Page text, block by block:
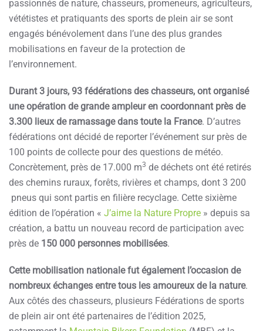
passionnés de nature, chasseurs, promeneurs, agriculteurs,
vététistes et pratiquants des sports de plein air se sont
engagés bénévolement dans l’une des plus grandes
mobilisations en faveur de la protection de
l’environnement.
Durant 3 jours, 93 fédérations des chasseurs, ont organisé
une opération de grande ampleur en coordonnant près de
3.300 lieux de ramassage dans toute la France. D’autres
fédérations ont décidé de reporter l’événement sur près de
100 points de collecte pour des questions de météo.
Concrètement, près de 17.000 m3 de déchets ont été retirés
des chemins ruraux, forêts, rivières et champs, dont 3 200
pneus qui sont partis en filière recyclage. Cette sixième
édition de l’opération « J’aime la Nature Propre » depuis sa
création, a battu un nouveau record de participation avec
près de 150 000 personnes mobilisées.
Cette mobilisation nationale fut également l’occasion de
nombreux échanges entre tous les amoureux de la nature.
Aux côtés des chasseurs, plusieurs Fédérations de sports
de plein air ont été partenaires de l’édition 2025,